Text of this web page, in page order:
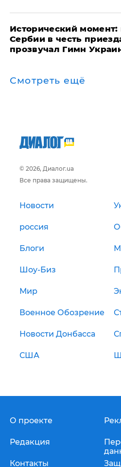
Исторический момент:
Сербии в честь
прозвучал Гимн
Смотреть ещё
© 2026, Диалог.ua
Все права защищены.
Новости
россия
Блоги
Шоу-Биз
Мир
Военное Обозрение
Новости Донбасса
США
О проекте
Редакция
Контакты